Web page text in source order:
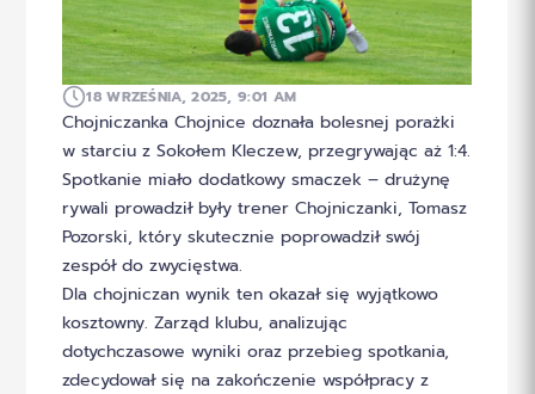
18 WRZEŚNIA, 2025, 9:01 AM
Chojniczanka Chojnice doznała bolesnej porażki
w starciu z Sokołem Kleczew, przegrywając aż 1:4.
Spotkanie miało dodatkowy smaczek – drużynę
rywali prowadził były trener Chojniczanki, Tomasz
Pozorski, który skutecznie poprowadził swój
zespół do zwycięstwa.
Dla chojniczan wynik ten okazał się wyjątkowo
kosztowny. Zarząd klubu, analizując
dotychczasowe wyniki oraz przebieg spotkania,
zdecydował się na zakończenie współpracy z